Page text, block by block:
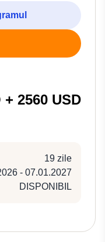
+ 2560 USD
19 zile
- 07.01.2027
DISPONIBIL